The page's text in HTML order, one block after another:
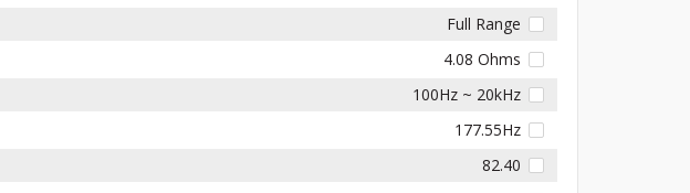
Full Range
4.08 Ohms
100Hz ~ 20kHz
177.55Hz
82.40